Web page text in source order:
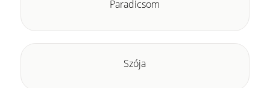
Paradicsom
Szója